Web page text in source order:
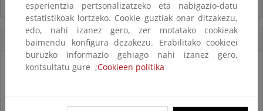
Suscríbete a la Carpeta Informativa del Ceneam
Accesos Directos
esperientzia pertsonalizatzeko eta nabigazio-datu
estatistikoak lortzeko. Cookie guztiak onar ditzakezu,
edo, nahi izanez gero, zer motatako cookieak
baimendu konfigura dezakezu. Erabilitako cookieei
buruzko informazio gehiago nahi izanez gero,
kontsultatu gure ;Cookieen politika